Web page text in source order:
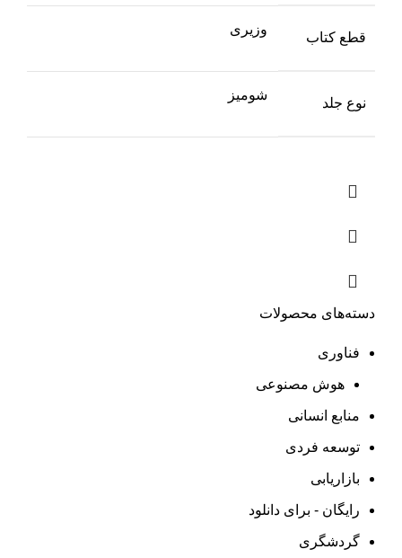
قطع کتاب
وزیری
نوع جلد
شومیز
دسته‌های محصولات
فناوری
هوش مصنوعی
منابع انسانی
توسعه فردی
بازاریابی
رایگان - برای دانلود
گردشگری